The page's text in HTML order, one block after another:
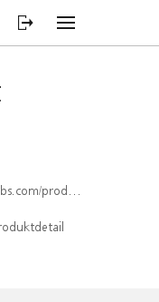
isin/CH1570491428